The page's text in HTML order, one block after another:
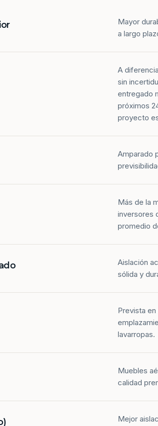
Mayor
a largo
A
sin
entregado
próximos
proyecto
Amparado
Más de la
inversores
promedio
Aislación
sólida y
Prevista
lavarropas.
Muebles
calidad
Mejor